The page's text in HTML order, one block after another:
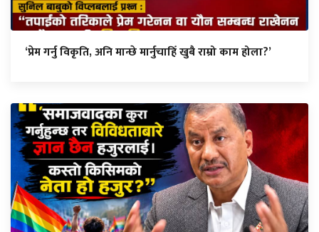
‘प्रेम गर्नु विकृति, अनि मान्छे मार्नुचाहिँ खुबै राम्रो काम होला?’